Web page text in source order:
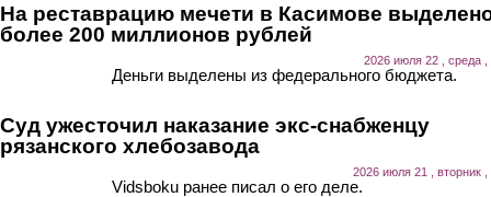
На реставрацию мечети в Касимове
более 200 миллионов рублей
2026 июля 22 , среда ,
Деньги выделены из федерального бюджета.
Суд ужесточил наказание экс-снабженцу
рязанского хлебозавода
2026 июля 21 , вторник ,
Vidsboku ранее писал о его деле.